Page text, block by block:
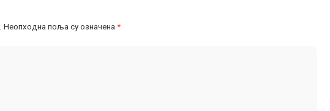
Неопходна поља су означена *